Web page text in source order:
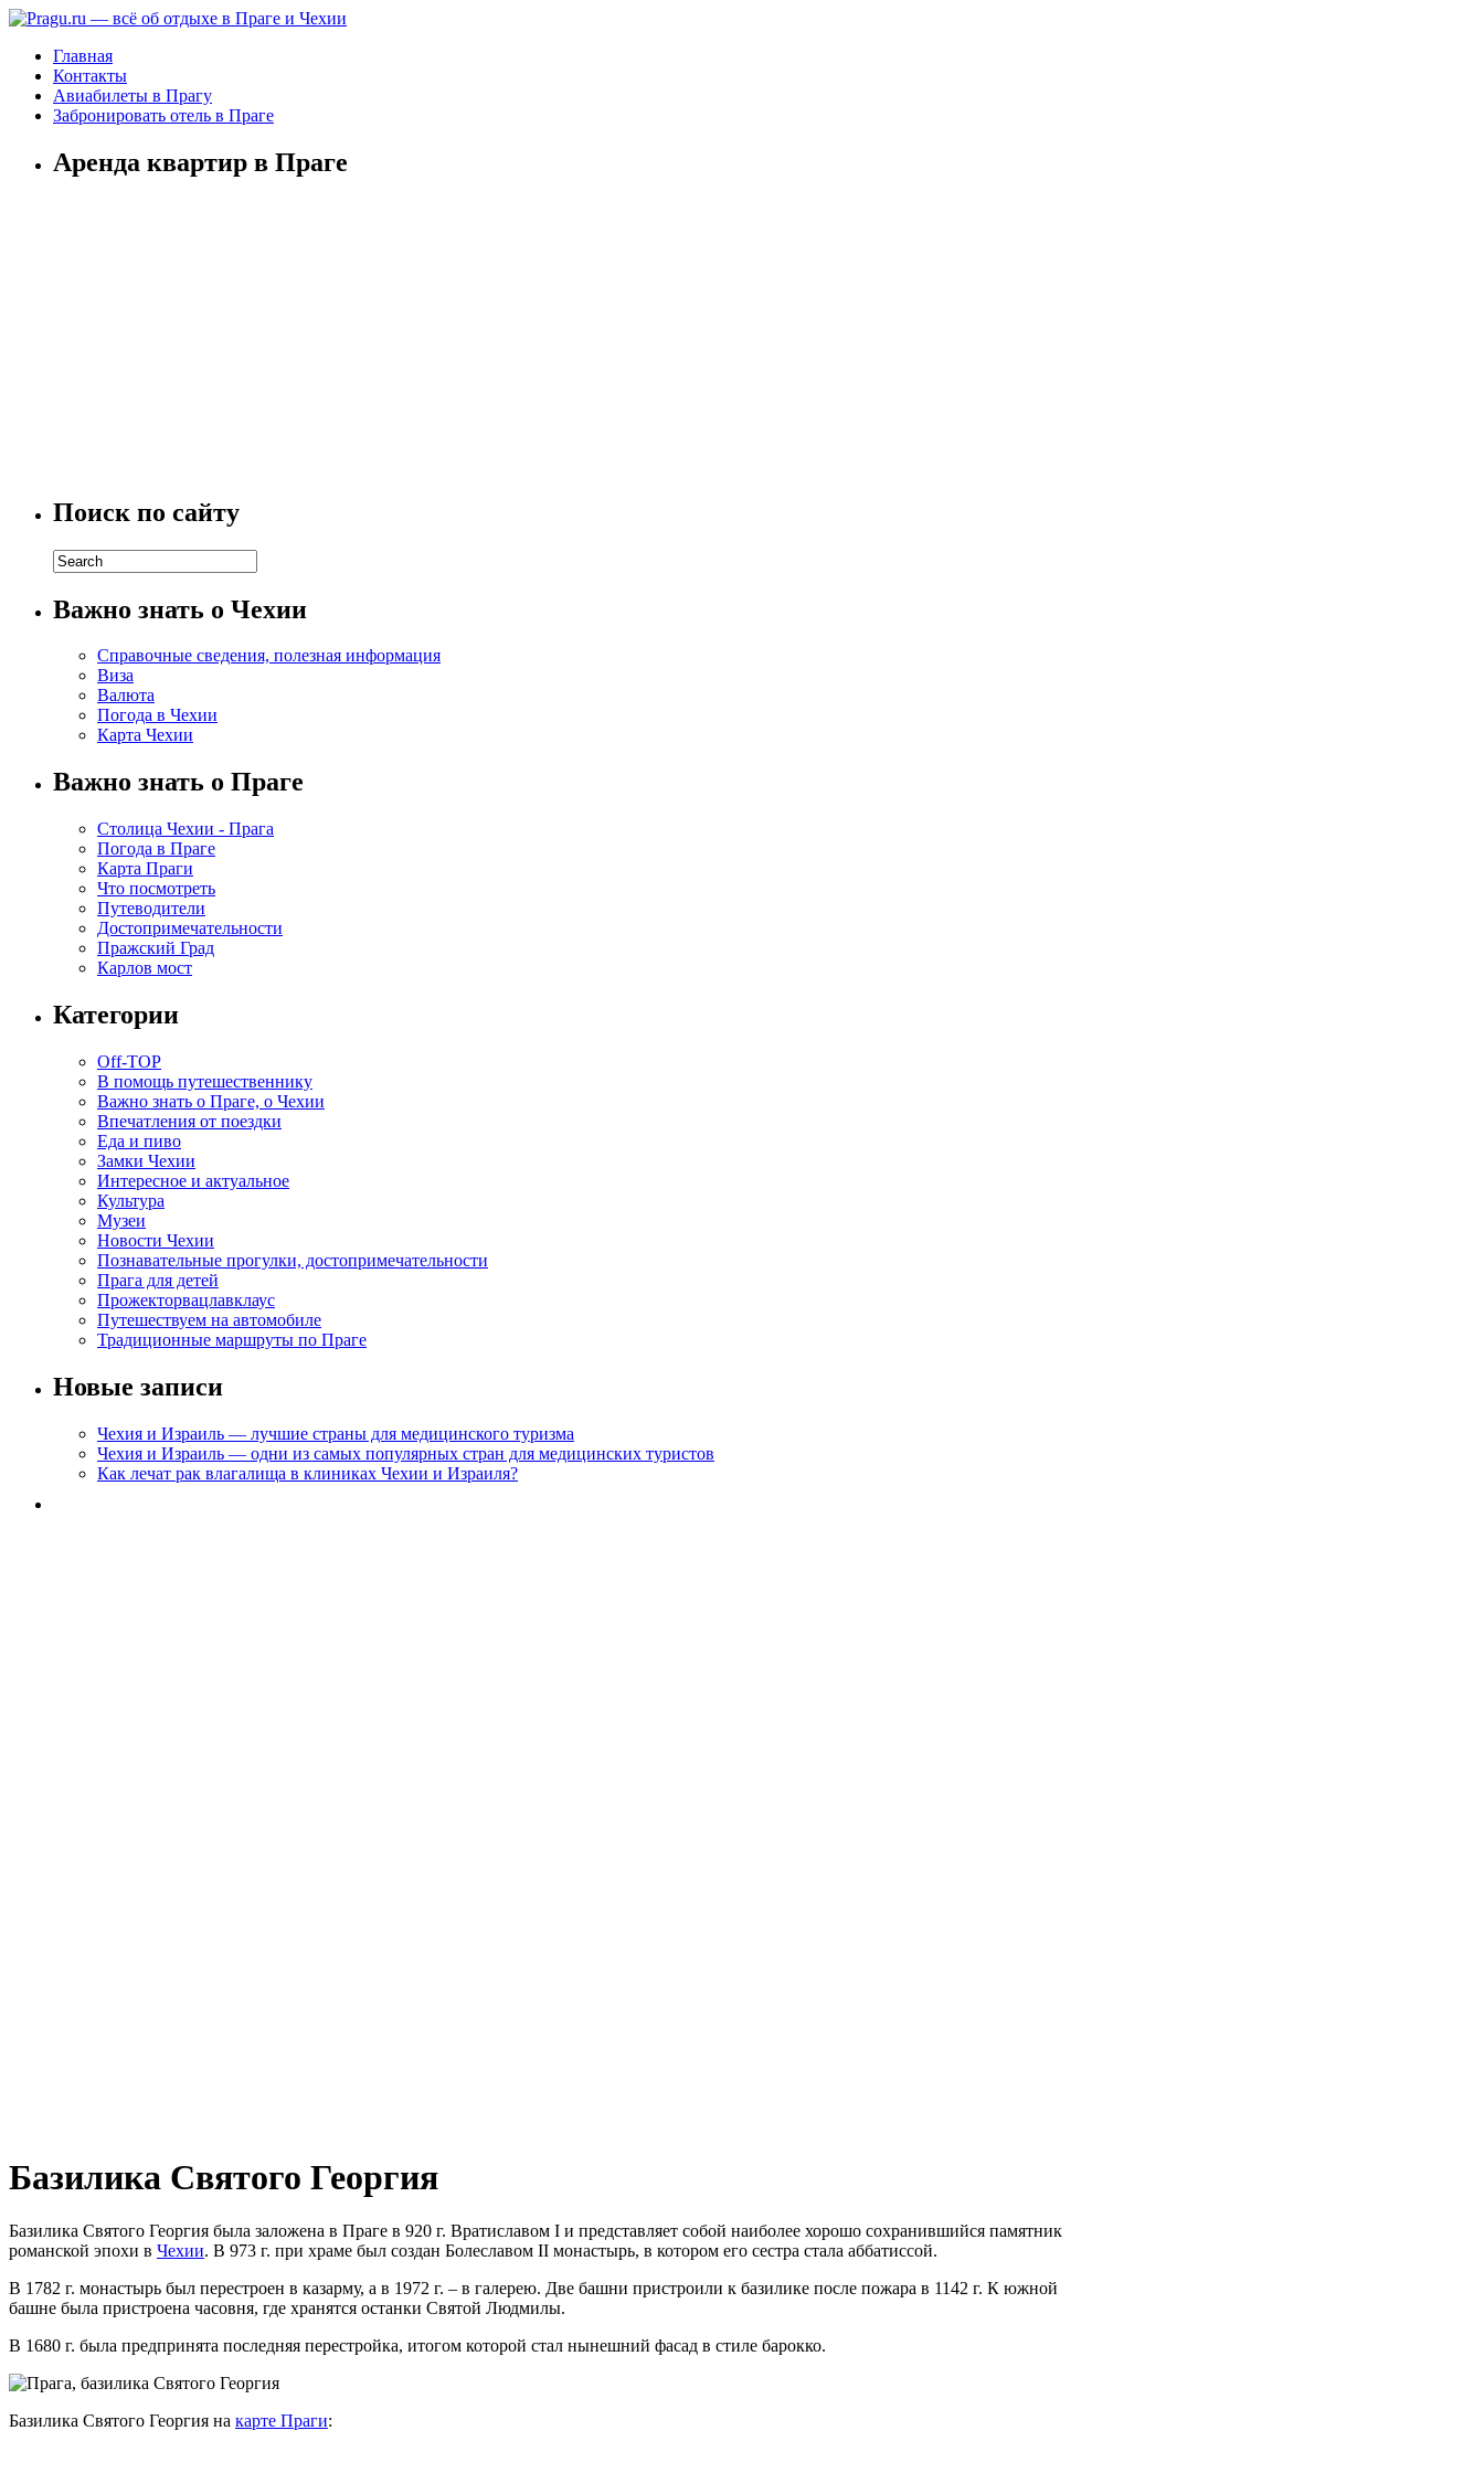
Главная
Контакты
Авиабилеты в Прагу
Забронировать отель в Праге
Аренда квартир в Праге
Поиск по сайту
Важно знать о Чехии
Справочные сведения, полезная информация
Виза
Валюта
Погода в Чехии
Карта Чехии
Важно знать о Праге
Столица Чехии - Прага
Погода в Праге
Карта Праги
Что посмотреть
Путеводители
Достопримечательности
Пражский Град
Карлов мост
Категории
Off-TOP
В помощь путешественнику
Важно знать о Праге, о Чехии
Впечатления от поездки
Еда и пиво
Замки Чехии
Интересное и актуальное
Культура
Музеи
Новости Чехии
Познавательные прогулки, достопримечательности
Прага для детей
Прожекторвацлавклаус
Путешествуем на автомобиле
Традиционные маршруты по Праге
Новые записи
Чехия и Израиль — лучшие страны для медицинского туризма
Чехия и Израиль — одни из самых популярных стран для медицинских туристов
Как лечат рак влагалища в клиниках Чехии и Израиля?
Базилика Святого Георгия
Базилика Святого Георгия была заложена в Праге в 920 г. Вратиславом I и представляет собой наиболее хорошо сохранившийся памятник
романской эпохи в Чехии. В 973 г. при храме был создан Болеславом II монастырь, в котором его сестра стала аббатиссой.
В 1782 г. монастырь был перестроен в казарму, а в 1972 г. – в галерею. Две башни пристроили к базилике после пожара в 1142 г. К южной
башне была пристроена часовня, где хранятся останки Святой Людмилы.
В 1680 г. была предпринята последняя перестройка, итогом которой стал нынешний фасад в стиле барокко.
Базилика Святого Георгия на карте Праги: